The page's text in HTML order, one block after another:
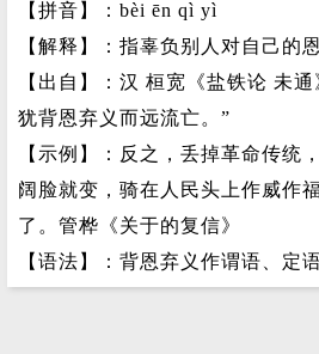
【拼音】：bèi ēn qì yì
【解释】：指辜负别人对自己的
【出自】：汉 桓宽《盐铁论 未
犹背恩弃义而远流亡。”
【示例】：反之，丢掉革命传统
阔脸就变，骑在人民头上作威作
了。管桦《关于的复信》
【语法】：背恩弃义作谓语、定